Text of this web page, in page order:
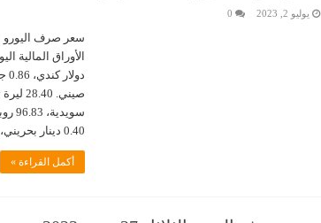
يوليو 2, 2023 0
0.40 دينار بحريني، 4.00 درهم إماراتي، 3.36 دينار تونسي، …
أكمل القراءة »